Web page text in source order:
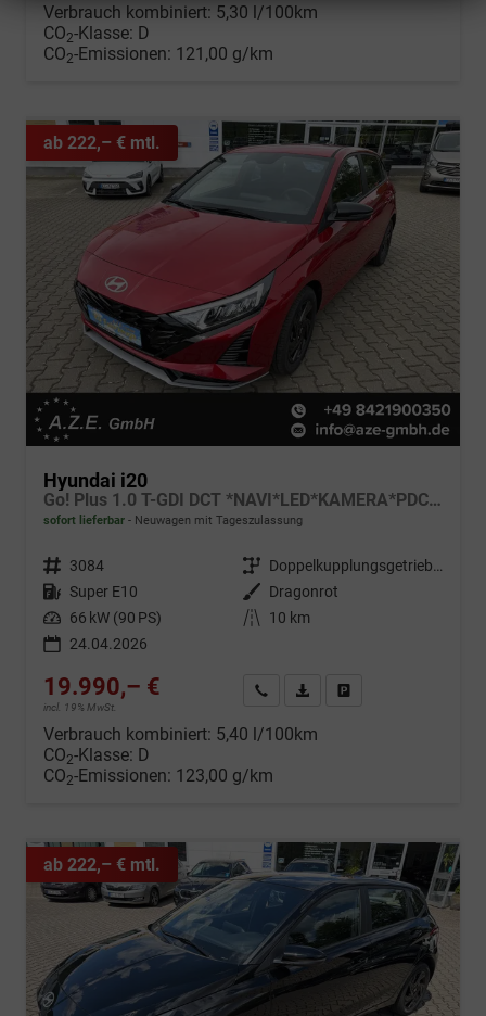
Verbrauch kombiniert: 5,30 l/100km
CO2-Klasse: D
CO2-Emissionen: 121,00 g/km
ab 222,– € mtl.
Hyundai i20
Go! Plus 1.0 T-GDI DCT *NAVI*LED*KAMERA*PDC*SH*LHZ*2026!
sofort lieferbar Neuwagen mit Tageszulassung
Fahrzeugnr. 3084 Getriebe
Doppelkupplungsgetriebe (DSG)
Kraftstoff Super E10 Außenfarbe Dragonrot
Leistung 66 kW (90 PS) Kilometerstand
10 km
24.04.2026
19.990,– €
incl. 19% MwSt.
Wir rufen Sie anFahrzeugexposé (PDF)
Verbrauch kombiniert: 5,40 l/100km
CO2-Klasse: D
CO2-Emissionen: 123,00 g/km
ab 222,– € mtl.